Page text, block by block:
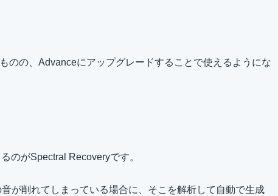
のの、Advanceにアップグレードすることで使えるようにな
のがSpectral Recoveryです。
が削れてしまっている場合に、そこを解析して自動で生成